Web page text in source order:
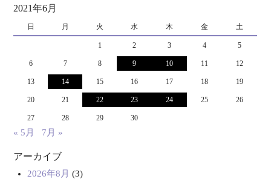
2021年6月
日 月 火 水 木 金 土
1 2 3 4 5
6 7 8 9 10 11 12
13 14 15 16 17 18 19
20 21 22 23 24 25 26
27 28 29 30
« 5月 7月 »
アーカイブ
2026年8月 (3)